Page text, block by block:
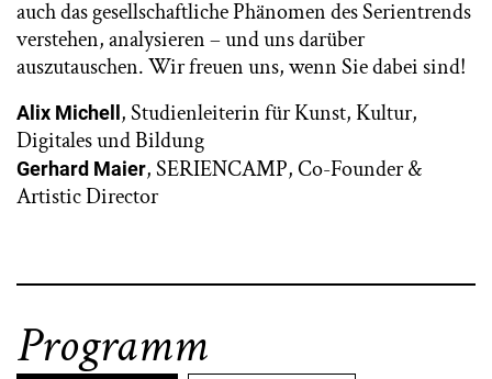
auch das gesellschaftliche Phänomen des Serientrends
verstehen, analysieren – und uns darüber
auszutauschen. Wir freuen uns, wenn Sie dabei sind!
Alix Michell , Studienleiterin für Kunst, Kultur,
Digitales und Bildung
Gerhard Maier, SERIENCAMP, Co-Founder &
Artistic Director
Programm